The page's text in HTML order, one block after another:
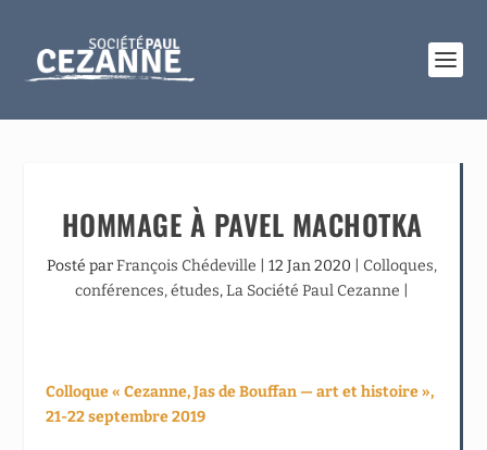
HOMMAGE À PAVEL MACHOTKA
Posté parFrançois Chédeville 12 Jan 2020
Colloques,
conférences, études,La Société Paul Cezanne
Colloque « Cezanne, Jas de Bouffan — art et histoire »,
21-22 septembre 2019